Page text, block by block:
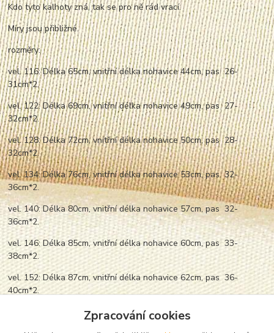
Kdo tyto kalhoty zná, tak se pro ně rád vrací.
Míry jsou přibližné.
rozměry:
vel. 116: Délka 65cm, vnitřní délka nohavice 44cm, pas 26-
31cm*2.
vel. 122: Délka 69cm, vnitřní délka nohavice 49cm, pas 27-
32cm*2.
vel. 128: Délka 72cm, vnitřní délka nohavice 50cm, pas 28-
32cm*2.
vel. 134: Délka 76cm, vnitřní délka nohavice 53cm, pas 32-
36cm*2.
vel. 140: Délka 80cm, vnitřní délka nohavice 57cm, pas 32-
36cm*2.
vel. 146: Délka 85cm, vnitřní délka nohavice 60cm, pas 33-
38cm*2.
vel. 152: Délka 87cm, vnitřní délka nohavice 62cm, pas 36-
40cm*2.
vel. 158: Délka 92cm, vnitřní délka nohavice 65cm, pas 37-
Zpracování cookies